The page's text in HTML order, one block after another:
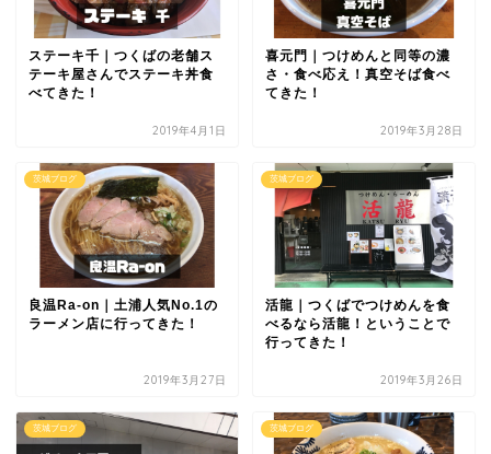
ステーキ千｜つくばの老舗ス
テーキ屋さんでステーキ丼食
べてきた！
2019年4月1日
喜元門｜つけめんと同等の濃
さ・食べ応え！真空そば食べ
てきた！
2019年3月28日
茨城ブログ
良温Ra-on｜土浦人気No.1の
ラーメン店に行ってきた！
2019年3月27日
茨城ブログ
活龍｜つくばでつけめんを食
べるなら活龍！ということで
行ってきた！
2019年3月26日
茨城ブログ 茨城ブログ